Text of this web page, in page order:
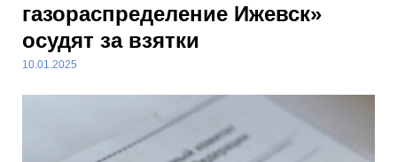
газораспределение Ижевск»
осудят за взятки
10.01.2025